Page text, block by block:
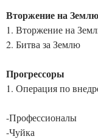
Вторжение на Землю
1. Вторжение на
2. Битва за Землю
Прогрессоры
1. Операция по
-Профессионалы
-Чуйка